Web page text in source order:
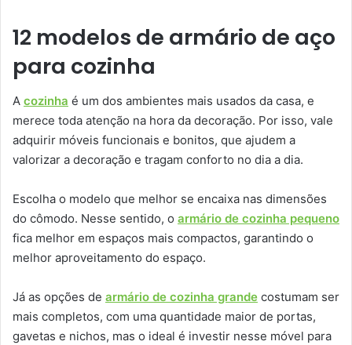
12 modelos de armário de aço
para cozinha
A cozinha é um dos ambientes mais usados da casa, e
merece toda atenção na hora da decoração. Por isso, vale
adquirir móveis funcionais e bonitos, que ajudem a
valorizar a decoração e tragam conforto no dia a dia.
Escolha o modelo que melhor se encaixa nas dimensões
do cômodo. Nesse sentido, o armário de cozinha pequeno
fica melhor em espaços mais compactos, garantindo o
melhor aproveitamento do espaço.
Já as opções de armário de cozinha grande costumam ser
mais completos, com uma quantidade maior de portas,
gavetas e nichos, mas o ideal é investir nesse móvel para